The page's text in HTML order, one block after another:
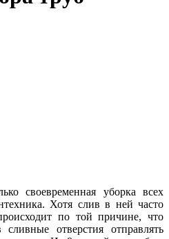
своевременная уборка всех
Хотя слив в ней часто
по той причине, что
отверстия отправлять